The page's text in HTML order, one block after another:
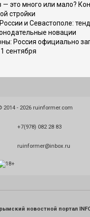
это много или мало?
стройки
и Севастополе:
новации
Россия официально
сентября
2014 - 2026 ruinformer.com
+7(978) 082 28 83
ruinformer@inbox.ru
новостной портал